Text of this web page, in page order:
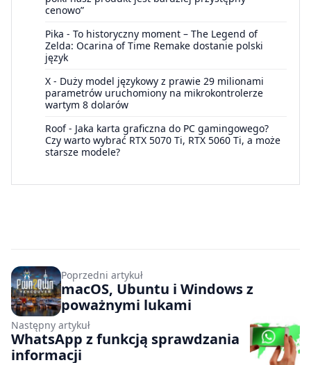
cenowo”
Pika - To historyczny moment – The Legend of
Zelda: Ocarina of Time Remake dostanie polski
język
X - Duży model językowy z prawie 29 milionami
parametrów uruchomiony na mikrokontrolerze
wartym 8 dolarów
Roof- Jaka karta graficzna do PC gamingowego?
Czy warto wybrać RTX 5070 Ti, RTX 5060 Ti, a może
starsze modele?
Poprzedni artykuł
macOS, Ubuntu i Windows z
poważnymi lukami
Następny artykuł
WhatsApp z funkcją sprawdzania
informacji